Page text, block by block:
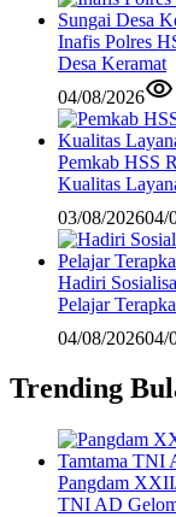
Inafis Polres
Desa Keramat
04/08/2026
Pemkab HSS
Kualitas
03/08/202604/
Hadiri
Pelajar
04/08/202604/
Trending
Pangdam
TNI AD